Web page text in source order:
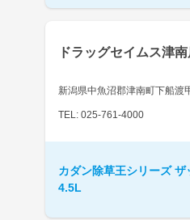
ドラッグセイムス津
新潟県中魚沼郡津南町下船渡
TEL: 025-761-4000
カダン除草王シリーズ
4.5L